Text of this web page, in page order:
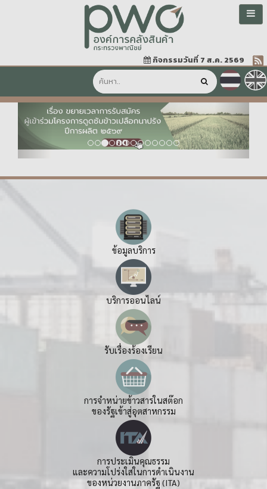
กิจกรรมวันที่ 7 ส.ค. 2569
Previous Next
ข้อมูลบริการ
บริการออนไลน์
รับเรื่องร้องเรียน
การจำหน่ายข้าวสารในสต๊อก
ของรัฐเข้าสู่อุตสาหกรรม
การประเมินคุณธรรม
และความโปร่งใสในการดำเนินงาน
ของหน่วยงานภาครัฐ (ITA)